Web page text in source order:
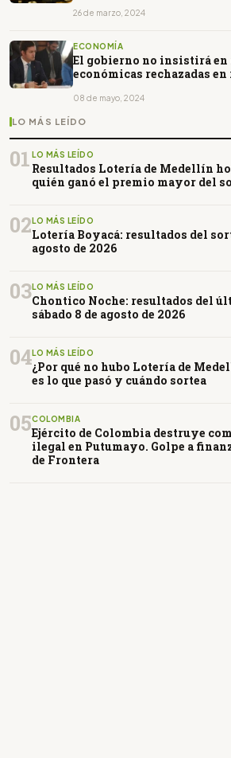
26 de marzo, 2024
ECONOMÍA
El gobierno no insistirá en
económicas rechazadas
08 de mayo, 2024
LO MÁS LEÍDO
01 LO MÁS LEÍDO
Resultados Lotería de Medellín
quién ganó el premio mayor del
02 LO MÁS LEÍDO
Lotería Boyacá: resultados del
agosto de 2026
03LO MÁS LEÍDO
Chontico Noche: resultados del
sábado 8 de agosto de 2026
04LO MÁS LEÍDO
¿Por qué no hubo Lotería de
es lo que pasó y cuándo sortea
05COLOMBIA
Ejército de Colombia destruye
ilegal en Putumayo. Golpe a
de Frontera